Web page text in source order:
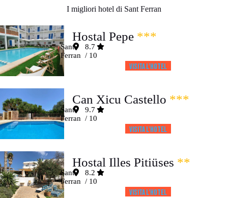
I migliori hotel di Sant Ferran
Hostal Pepe ***
Sant
Ferran
8.7
/ 10
Visita l’HOTEL
Can Xicu Castello ***
Sant
Ferran
9.7
/ 10
Visita l’HOTEL
Hostal Illes Pitiüses **
Sant
Ferran
8.2
/ 10
Visita l’HOTEL